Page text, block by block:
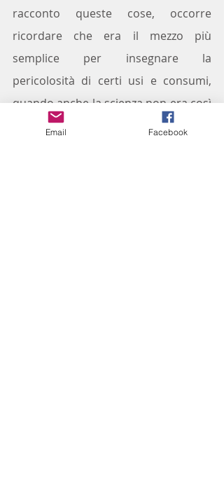
racconto queste cose, occorre
ricordare che era il mezzo più
semplice per insegnare la
pericolosità di certi usi e consumi,
quando anche la scienza non era così
conosciuta e forse nemmeno ancora
Email Facebook